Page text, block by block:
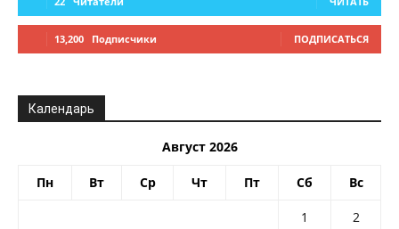
13,200 Подписчики ПОДПИСАТЬСЯ
Календарь
Август 2026
Пн Вт Ср Чт Пт Сб Вс
1
2